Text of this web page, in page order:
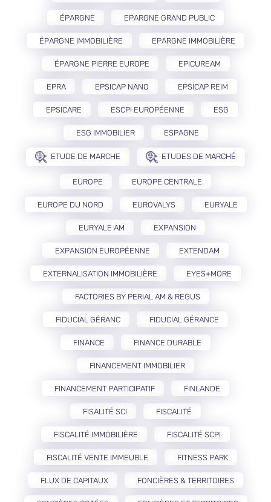
ÉPARGNE EPARGNE GRAND PUBLIC
ÉPARGNE IMMOBILIÈRE EPARGNE IMMOBILIÈRE
ÉPARGNE PIERRE EUROPE EPICUREAM
EPRA EPSICAP NANO EPSICAP REIM
EPSICARE ESCPI EUROPÉENNE ESG
ESG IMMOBILIER ESPAGNE
ETUDE DE MARCHE ETUDES DE MARCHÉ
EUROPE EUROPE CENTRALE
EUROPE DU NORD EUROVALYS EURYALE
EURYALE AM EXPANSION
EXPANSION EUROPÉENNE EXTENDAM
EXTERNALISATION IMMOBILIÈRE EYES+MORE
FACTORIES BY PERIAL AM & REGUS
FIDUCIAL GÉRANC FIDUCIAL GÉRANCE
FINANCE FINANCE DURABLE
FINANCEMENT IMMOBILIER
FINANCEMENT PARTICIPATIF FINLANDE
FISALITÉ SCI FISCALITÉ
FISCALITÉ IMMOBILIÈRE FISCALITÉ SCPI
FISCALITÉ VENTE IMMEUBLE FITNESS PARK
FLUX DE CAPITAUX FONCIÈRES & TERRITOIRES